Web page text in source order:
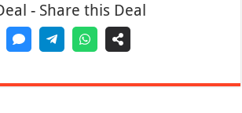
- Share this Deal